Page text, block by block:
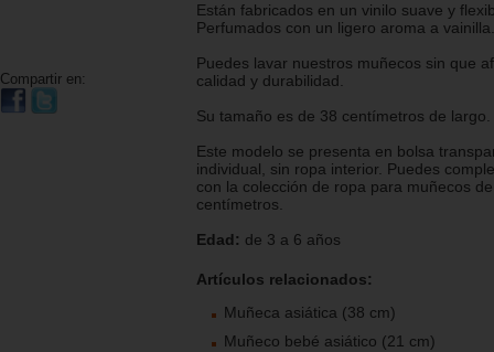
Compartir en:
Están fabricados en un vinilo suave y
Perfumados con un ligero aroma a vainilla.
Puedes lavar nuestros muñecos sin que
calidad y durabilidad.
Su tamaño es de 38 centímetros de largo.
Este modelo se presenta en bolsa
individual, sin ropa interior. Puedes
con la colección de ropa para muñecos
centímetros.
Edad: de 3 a 6 años
Artículos relacionados:
Muñeca asiática (38 cm)
Muñeco bebé asiático (21 cm)